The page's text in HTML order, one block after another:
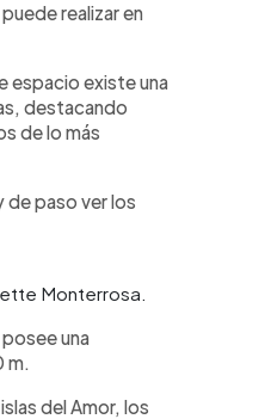
realizar en
espacio existe una
destacando
de lo más
de paso ver los
Monterrosa.
una
m.
del Amor, los